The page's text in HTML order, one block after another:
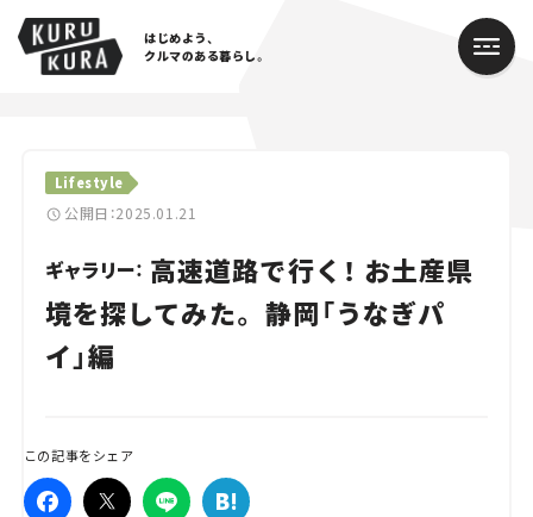
はじめよう、
クルマのある暮らし。
Lifestyle
公開日：2025.01.21
ギャラリー： 高速道路で行く！ お土産県
境を探してみた。 静岡「うなぎパ
イ」編
この記事をシェア
Cars
Lifestyle
Traffic
Special
Campaign